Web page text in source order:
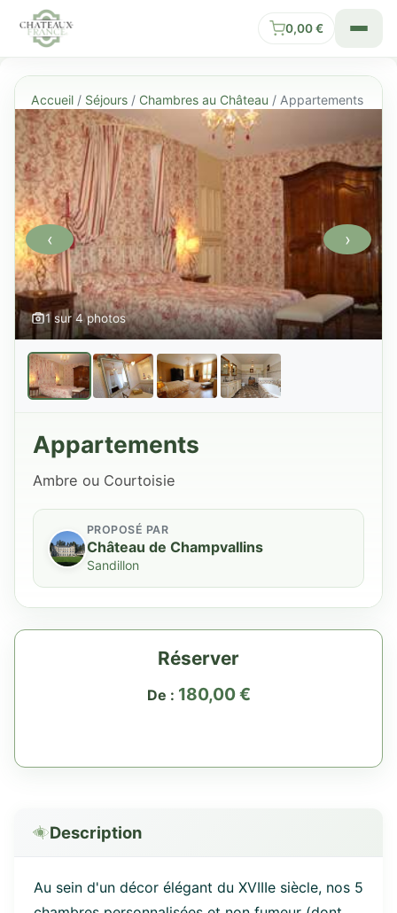
0,00€
Accueil / Séjours / Chambres au Château / Appartements
1 sur 4 photos
‹ ›
Appartements
Ambre ou Courtoisie
PROPOSÉ PAR
Château de Champvallins
Sandillon
Réserver
De : 180,00€
Description
Au sein d'un décor élégant du XVIIIe siècle, nos 5